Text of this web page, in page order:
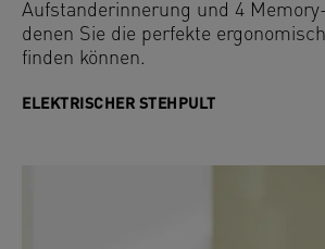
Aufstanderinnerung und 4
denen Sie die perfekte
finden können.
ELEKTRISCHER STEHPULT